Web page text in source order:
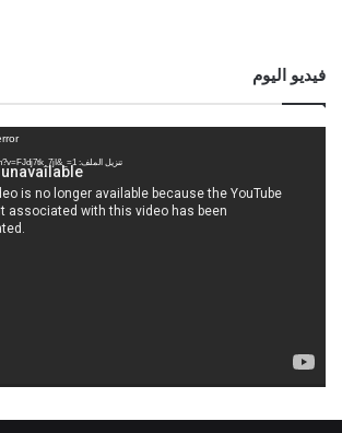
فيديو اليوم
تنزيل الملف: https://www.youtube.com/watch?v=FJdj7tk_7jI&_=1